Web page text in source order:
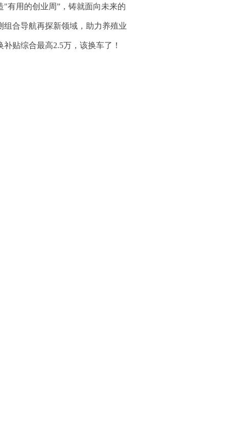
"有用的创业周”，铸就面向未来的
组合导航再探新领域，助力养殖业
补贴综合最高2.5万，该换车了！